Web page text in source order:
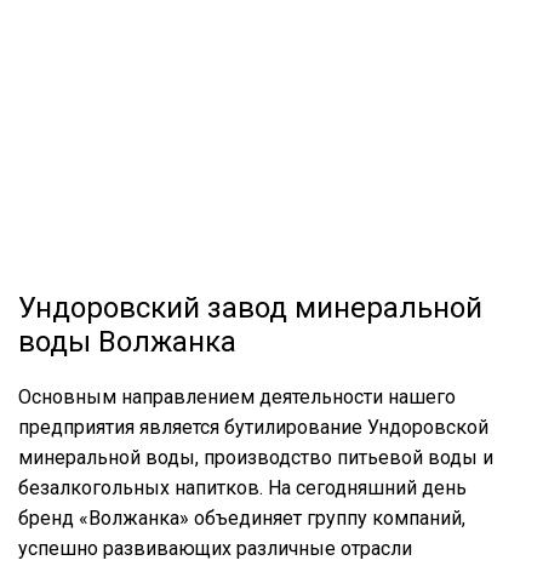
Ундоровский завод минеральной
воды Волжанка
Основным направлением деятельности нашего
предприятия является бутилирование Ундоровской
минеральной воды, производство питьевой воды и
безалкогольных напитков. На сегодняшний день
бренд «Волжанка» объединяет группу компаний,
успешно развивающих различные отрасли